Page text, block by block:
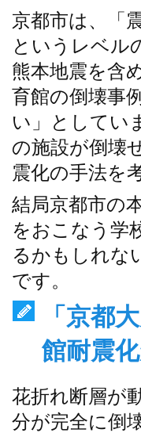
京都市は、「
というレベル
熊本地震を含
育館の倒壊事
い」としてい
の施設が倒壊
震化の手法を
結局京都市の
をおこなう学
るかもしれな
です。
「京都
館耐震
花折れ断層が
分が完全に倒